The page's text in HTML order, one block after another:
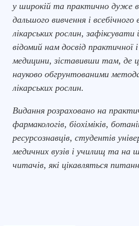
у широкій та практично дуже
дальшого вивчення і всебічного
лікарських рослин, зафіксувати
відомий нам досвід практичної
медицини, зіставивши там, де
науково обгрунтованими
лікарських рослин.
Видання розраховано на
фармакологів, біохіміків,
ресурсознавців, студентів
медичних вузів і училищ та на
читачів, які цікавляться